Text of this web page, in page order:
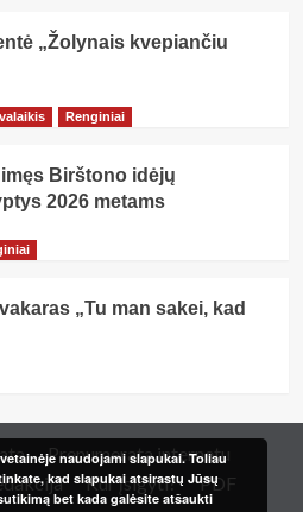
„Žolynais kvepiančiu
Renginiai
Birštono idėjų
2026 metams
„Tu man sakei, kad
Prenumerata internetu
Kur įsigyti? PDF
naudojami slapukai. Toliau
kad slapukai atsirastų Jūsų
bet kada galėsite atšaukti